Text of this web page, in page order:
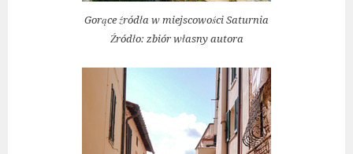
Gorące źródła w miejscowości Saturnia
Źródło: zbiór własny autora